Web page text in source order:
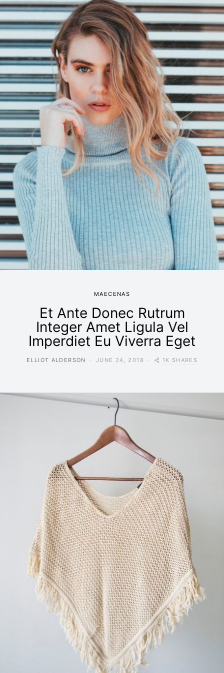
MAECENAS
Et Ante Donec Rutrum
Integer Amet Ligula Vel
Imperdiet Eu Viverra Eget
ELLIOT ALDERSON JUNE 24, 2018 1K SHARES